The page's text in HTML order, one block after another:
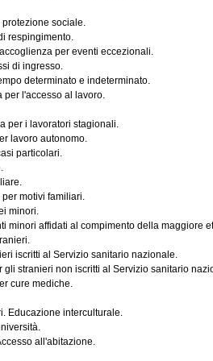
sociale.
respingimento.
per eventi eccezionali.
di ingresso.
determinato e indeterminato.
per l'accesso al lavoro.
per i lavoratori stagionali.
lavoro autonomo.
particolari.
motivi familiari.
minori.
minori affidati al compimento della maggiore
iscritti al Servizio sanitario nazionale.
gli stranieri non iscritti al Servizio sanitario
cure mediche.
Educazione interculturale.
all'abitazione.